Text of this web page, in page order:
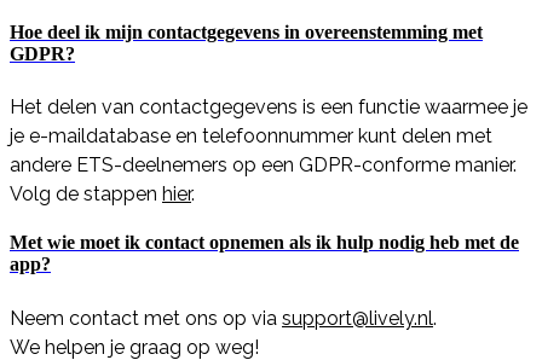
Hoe deel ik mijn contactgegevens in overeenstemming met
GDPR?
Het delen van contactgegevens is een functie waarmee je
je e-maildatabase en telefoonnummer kunt delen met
andere ETS-deelnemers op een GDPR-conforme manier.
Volg de stappen hier.
Met wie moet ik contact opnemen als ik hulp nodig heb met de
app?
Neem contact met ons op via support@lively.nl.
We helpen je graag op weg!